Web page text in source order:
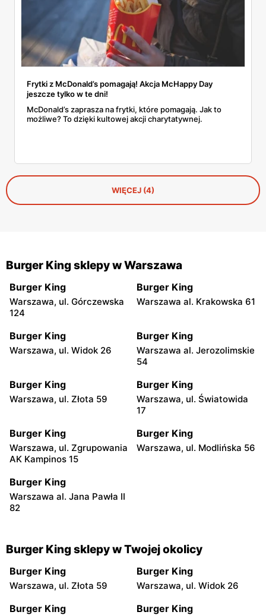
Frytki z McDonald’s pomagają! Akcja McHappy Day
jeszcze tylko w te dni!
McDonald’s zaprasza na frytki, które pomagają. Jak to
możliwe? To dzięki kultowej akcji charytatywnej.
WIĘCEJ (4)
Burger King sklepy w Warszawa
Burger King
Warszawa, ul. Górczewska
124
Burger King
Warszawa al. Krakowska 61
Burger King
Warszawa, ul. Widok 26
Burger King
Warszawa al. Jerozolimskie
54
Burger King
Warszawa, ul. Złota 59
Burger King
Warszawa, ul. Światowida
17
Burger King
Warszawa, ul. Zgrupowania
AK Kampinos 15
Burger King
Warszawa, ul. Modlińska 56
Burger King
Warszawa al. Jana Pawła II
82
Burger King sklepy w Twojej okolicy
Burger King
Warszawa, ul. Złota 59
Burger King
Warszawa, ul. Widok 26
Burger King Burger King